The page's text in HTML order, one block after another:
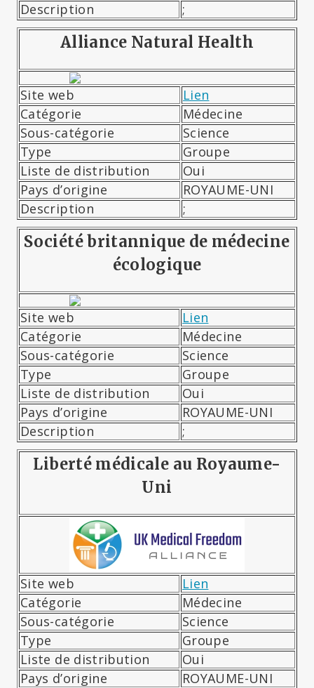
Description
;
Alliance Natural Health
Site web
Lien
Catégorie
Médecine
Sous-catégorie
Science
Type
Groupe
Liste de distribution
Oui
Pays d’origine
ROYAUME-UNI
Description
;
Société britannique de médecine
écologique
Site web
Lien
Catégorie
Médecine
Sous-catégorie
Science
Type
Groupe
Liste de distribution
Oui
Pays d’origine
ROYAUME-UNI
Description
;
Liberté médicale au Royaume-
Uni
Site web
Lien
Catégorie
Médecine
Sous-catégorie
Science
Type
Groupe
Liste de distribution
Oui
Pays d’origine
ROYAUME-UNI